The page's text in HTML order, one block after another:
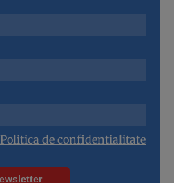
Politica de confidentialitate